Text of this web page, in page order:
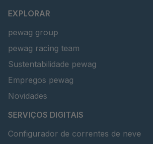
EXPLORAR
pewag group
pewag racing team
Sustentabilidade pewag
Empregos pewag
Novidades
SERVIÇOS DIGITAIS
Configurador de correntes de neve